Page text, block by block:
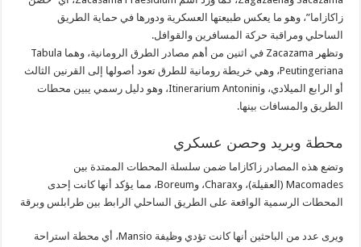
زاكازاما”، وهو ما يعكس طبيعتها العسكرية ودورها في حماية الطريق
الساحلي ومراقبة حركة المسافرين والقوافل.
وتظهر Zacazama في اثنين من أهم مصادر الطرق الرومانية، وهما Tabula
Peutingeriana، وهي خريطة رومانية للطرق تعود أصولها إلى القرنين الثالث
أو الرابع الميلادي، وItinerarium Antonini، وهو دليل رسمي يبين محطات
الطريق والمسافات بينها.
محطة وبريد وحصن عسكري
وتضع هذه المصادر زاكازاما ضمن سلسلة المحطات الممتدة بين
Macomades (العقيلة)، وCharax، وBoreum، مما يؤكد أنها كانت إحدى
المحطات الرسمية الواقعة على الطريق الساحلي الرابط بين طرابلس وبرقة
ويرى عدد من الباحثين أنها كانت تؤدي وظيفة Mansio، أي محطة استراحة